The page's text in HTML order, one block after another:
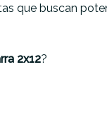
que buscan
2x12?